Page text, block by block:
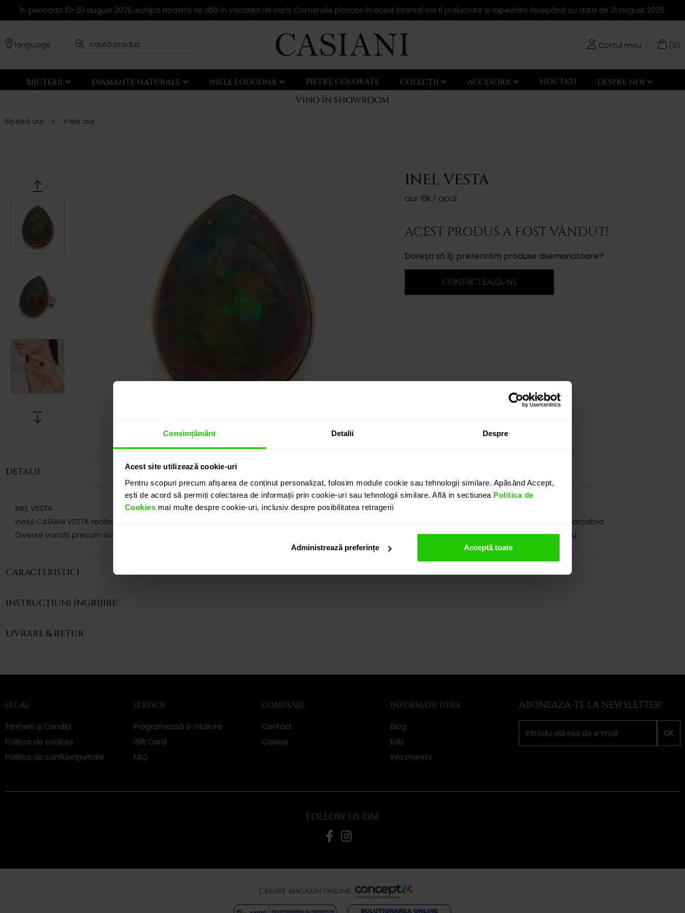
Consimțământ Detalii Despre
Acest site utilizează cookie-uri
Pentru scopuri precum afișarea de conținut personalizat, folosim module cookie sau tehnologii similare. Apăsând Accept,
ești de acord să permiți colectarea de informații prin cookie-uri sau tehnologii similare. Află in sectiunea Politica de
Cookies mai multe despre cookie-uri, inclusiv despre posibilitatea retragerii
Administrează preferințe Acceptă toate
În perioada 10–20 august 2026, echipa noastră se află în vacanța de vară. Comenzile plasate în acest interval vor fi prelucrate și expediate începând cu data de 21 august 2026.
language Contul meu (0)
BIJUTERII DIAMANTE NATURALE INELE LOGODNĂ PIETRE COLORATE COLECȚII ACCESORII NOUTATI DESPRE NOI
VINO ÎN SHOWROOM
Bijuterii aur Inele aur
INEL VESTA
aur 18k / opal
ACEST PRODUS A FOST VÂNDUT!
Dorești să îți prezentăm produse asemanatoare?
CONTACTEAZĂ-NE
DETALII
INEL VESTA
Inelul CASIANI VESTA realizat din aur galben de 18k cu opal negru avand taietura para caboson este o bijuterie simpla, eleganta si in acelasi timp remarcabila.
Diverse variatii precum si modele complementare acestui produs puteti regasi atat in colectia prezentata pe site cat si vizitand showroom-ul nostru.
CARACTERISTICI
INSTRUCȚIUNI ÎNGRIJIRE
LIVRARE & RETUR
LEGAL
Termeni și Condiții
Politica de cookies
Politica de confidențialitate
SERVICII
Programează o întâlnire
Gift Card
FAQ
COMPANIE
Contact
Cariere
INFORMAȚII UTILE
Blog
Edu
Info marimi
ABONEAZA-TE LA NEWSLETTER!
OK
FOLLOW US ON:
Creare magazin online,